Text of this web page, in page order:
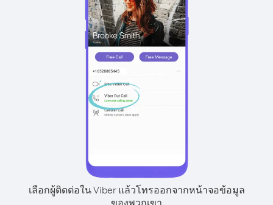
เลือกผู้ติดต่อใน Viber แล้วโทรออกจากหน้าจอข้อมูล
ของพวกเขา